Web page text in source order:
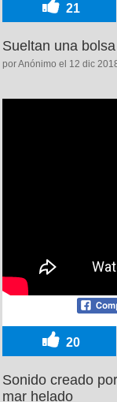
21
Sueltan una
por Anónimo el 12 dic
20
Sonido creado
mar helado